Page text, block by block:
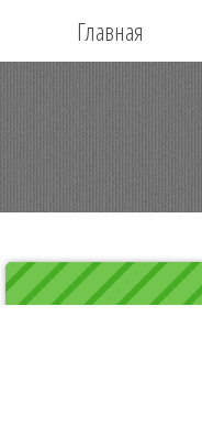
Главная